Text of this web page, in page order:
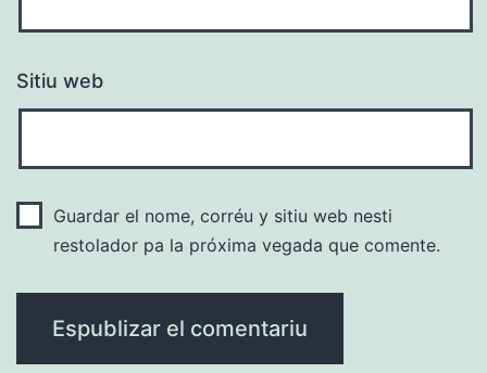
Sitiu web
Guardar el nome, corréu y sitiu web nesti
restolador pa la próxima vegada que comente.